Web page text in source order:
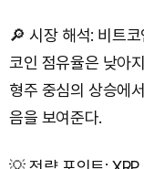
🔎 시장 해석: 비트
코인 점유율은 낮아
형주 중심의 상승에
음을 보여준다.